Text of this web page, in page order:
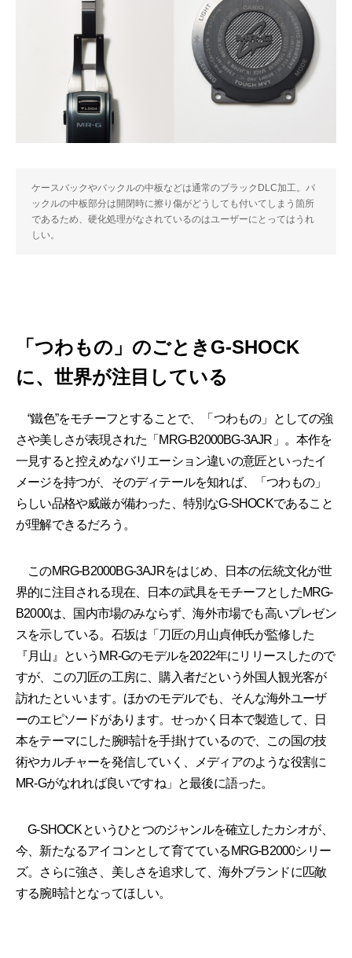
ケースバックやバックルの中板などは通常のブラックDLC加工。バ
ックルの中板部分は開閉時に擦り傷がどうしても付いてしまう箇所
であるため、硬化処理がなされているのはユーザーにとってはうれ
しい。
「つわもの」のごときG-SHOCK
に、世界が注目している
“鐵色”をモチーフとすることで、「つわもの」としての強
さや美しさが表現された「MRG-B2000BG-3AJR」。本作を
一見すると控えめなバリエーション違いの意匠といったイ
メージを持つが、そのディテールを知れば、「つわもの」
らしい品格や威厳が備わった、特別なG-SHOCKであること
が理解できるだろう。
このMRG-B2000BG-3AJRをはじめ、日本の伝統文化が世
界的に注目される現在、日本の武具をモチーフとしたMRG-
B2000は、国内市場のみならず、海外市場でも高いプレゼン
スを示している。石坂は「刀匠の月山貞伸氏が監修した
『月山』というMR-Gのモデルを2022年にリリースしたので
すが、この刀匠の工房に、購入者だという外国人観光客が
訪れたといいます。ほかのモデルでも、そんな海外ユーザ
ーのエピソードがあります。せっかく日本で製造して、日
本をテーマにした腕時計を手掛けているので、この国の技
術やカルチャーを発信していく、メディアのような役割に
MR-Gがなれれば良いですね」と最後に語った。
G-SHOCKというひとつのジャンルを確立したカシオが、
今、新たなるアイコンとして育てているMRG-B2000シリー
ズ。さらに強さ、美しさを追求して、海外ブランドに匹敵
する腕時計となってほしい。